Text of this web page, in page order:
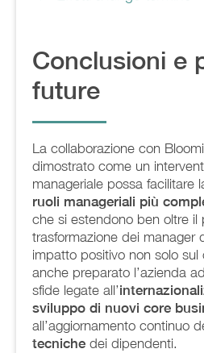
Conclusioni e
future
La collaborazione con
dimostrato come un
manageriale possa facilitare
ruoli manageriali più
che si estendono ben oltre il
trasformazione dei manager
impatto positivo non solo
anche preparato l’azienda
sfide legate all’
sviluppo di nuovi core
all’aggiornamento continuo
tecniche dei dipendenti.